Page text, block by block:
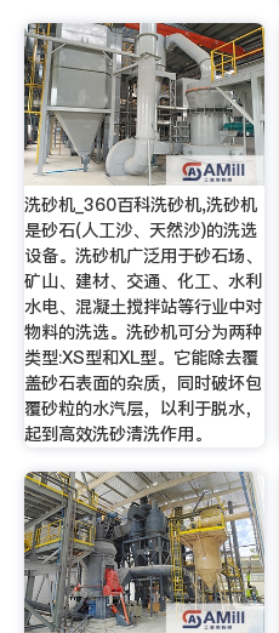
洗砂机_360百科洗砂机,洗砂机
是砂石(人工沙、天然沙)的洗选
设备。洗砂机广泛用于砂石场、
矿山、建材、交通、化工、水利
水电、混凝土搅拌站等行业中对
物料的洗选。洗砂机可分为两种
类型:XS型和XL型。它能除去覆
盖砂石表面的杂质，同时破坏包
覆砂粒的水汽层，以利于脱水，
起到高效洗砂清洗作用。